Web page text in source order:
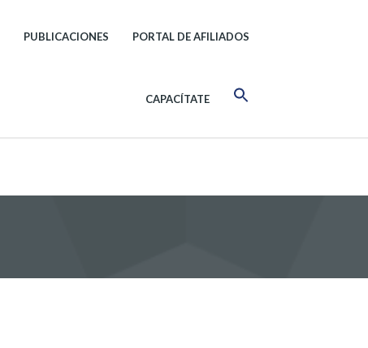
PUBLICACIONES PORTAL DE AFILIADOS
CAPACÍTATE